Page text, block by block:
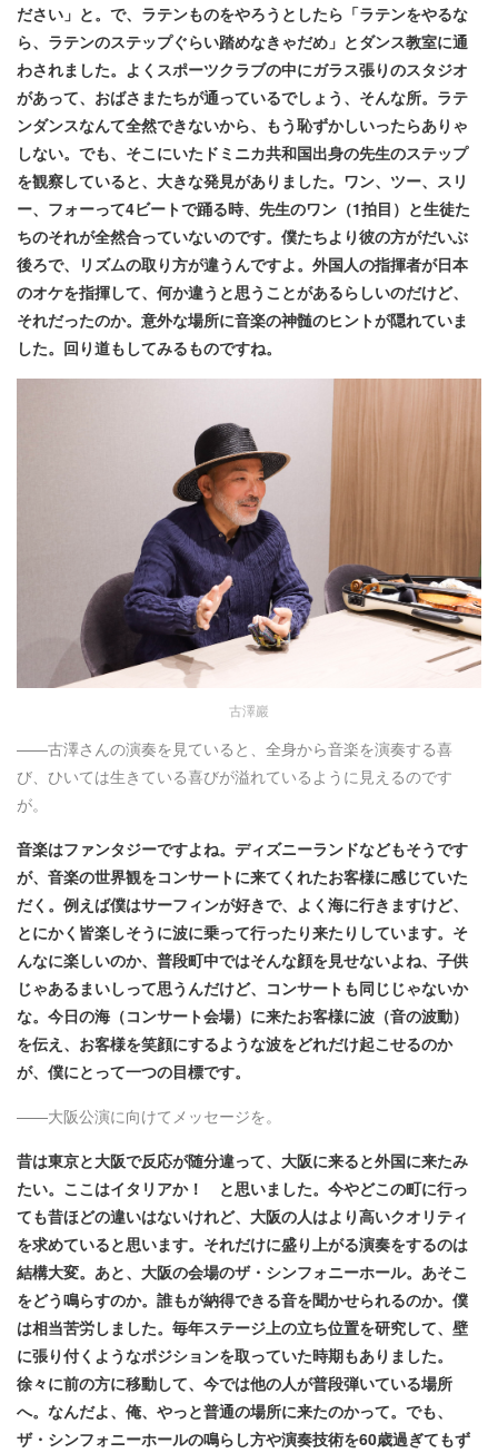
ださい」と。で、ラテンものをやろうとしたら「ラテンをやるな
ら、ラテンのステップぐらい踏めなきゃだめ」とダンス教室に通
わされました。よくスポーツクラブの中にガラス張りのスタジオ
があって、おばさまたちが通っているでしょう、そんな所。ラテ
ンダンスなんて全然できないから、もう恥ずかしいったらありゃ
しない。でも、そこにいたドミニカ共和国出身の先生のステップ
を観察していると、大きな発見がありました。ワン、ツー、スリ
ー、フォーって4ビートで踊る時、先生のワン（1拍目）と生徒た
ちのそれが全然合っていないのです。僕たちより彼の方がだいぶ
後ろで、リズムの取り方が違うんですよ。外国人の指揮者が日本
のオケを指揮して、何か違うと思うことがあるらしいのだけど、
それだったのか。意外な場所に音楽の神髄のヒントが隠れていま
した。回り道もしてみるものですね。
古澤巖
——古澤さんの演奏を見ていると、全身から音楽を演奏する喜
び、ひいては生きている喜びが溢れているように見えるのです
が。
音楽はファンタジーですよね。ディズニーランドなどもそうです
が、音楽の世界観をコンサートに来てくれたお客様に感じていた
だく。例えば僕はサーフィンが好きで、よく海に行きますけど、
とにかく皆楽しそうに波に乗って行ったり来たりしています。そ
んなに楽しいのか、普段町中ではそんな顔を見せないよね、子供
じゃあるまいしって思うんだけど、コンサートも同じじゃないか
な。今日の海（コンサート会場）に来たお客様に波（音の波動）
を伝え、お客様を笑顔にするような波をどれだけ起こせるのか
が、僕にとって一つの目標です。
——大阪公演に向けてメッセージを。
昔は東京と大阪で反応が随分違って、大阪に来ると外国に来たみ
たい。ここはイタリアか！ と思いました。今やどこの町に行っ
ても昔ほどの違いはないけれど、大阪の人はより高いクオリティ
を求めていると思います。それだけに盛り上がる演奏をするのは
結構大変。あと、大阪の会場のザ・シンフォニーホール。あそこ
をどう鳴らすのか。誰もが納得できる音を聞かせられるのか。僕
は相当苦労しました。毎年ステージ上の立ち位置を研究して、壁
に張り付くようなポジションを取っていた時期もありました。
徐々に前の方に移動して、今では他の人が普段弾いている場所
へ。なんだよ、俺、やっと普通の場所に来たのかって。でも、
ザ・シンフォニーホールの鳴らし方や演奏技術を60歳過ぎてもず